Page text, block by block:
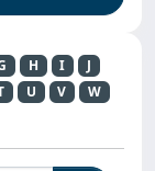
H I
J
U V
W